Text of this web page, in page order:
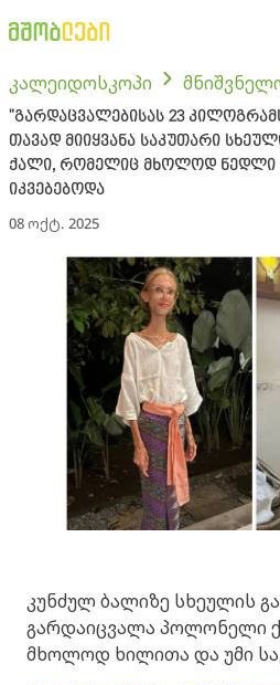
კალეიდოსკოპი
"გარდაცვალებისას 23
თავად მიიყვანა საკუთარი
ქალი, რომელიც მხოლოდ ნედლი
იკვებებოდა
08 ოქტ. 2025
კუნძულ ბალიზე სხეულის
გარდაიცვალა პოლონელი
მხოლოდ ხილითა და უმი